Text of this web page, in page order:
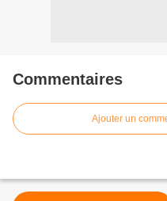
Commentaires
Ajouter un